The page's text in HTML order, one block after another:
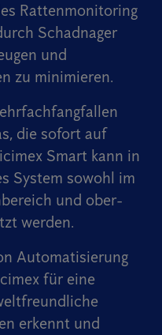
Rattenmonitoring
Schadnager
und
zu minimieren.
die sofort auf
Smart kann in
System sowohl im
und ober-
werden.
Automatisierung
für eine
erkennt und